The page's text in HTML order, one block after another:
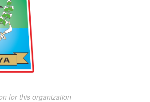
for this organization